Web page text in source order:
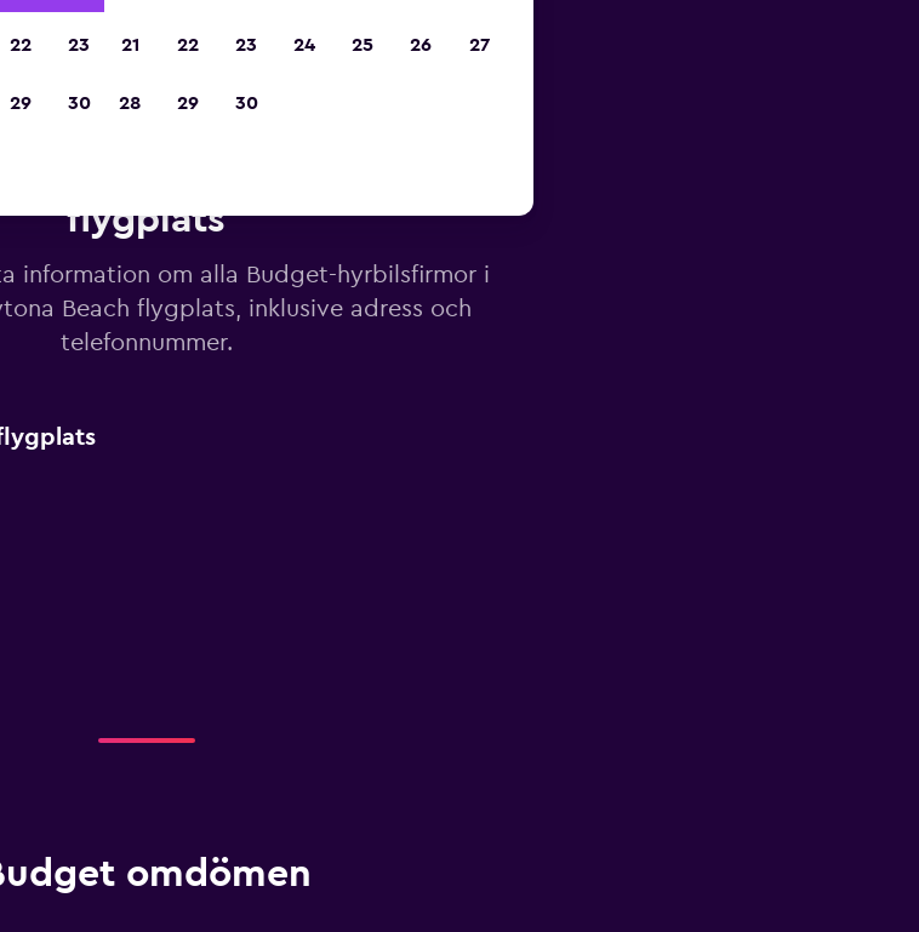
flygplats
information om alla Budget-hyrbilsfirmor i
Beach flygplats, inklusive adress och
telefonnummer.
omdömen
22 23
29 30
21 22 23 24 25 26 27
28 29 30